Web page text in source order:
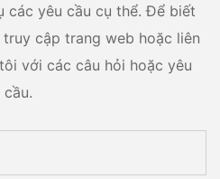
các yêu cầu cụ thể. Để biết
cập trang web hoặc liên
với các câu hỏi hoặc yêu
cầu.